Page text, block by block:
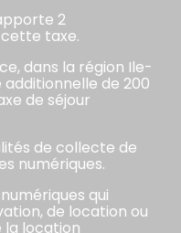
2
taxe.
dans la région Ile-
de 200
de séjour
de collecte de
numériques.
qui
de location ou
la location